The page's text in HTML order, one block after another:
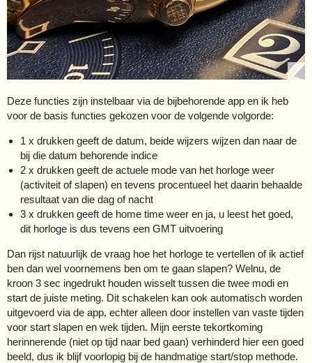
Deze functies zijn instelbaar via de bijbehorende app en ik heb
voor de basis functies gekozen voor de volgende volgorde:
1 x drukken geeft de datum, beide wijzers wijzen dan naar de
bij die datum behorende indice
2 x drukken geeft de actuele mode van het horloge weer
(activiteit of slapen) en tevens procentueel het daarin behaalde
resultaat van die dag of nacht
3 x drukken geeft de home time weer en ja, u leest het goed,
dit horloge is dus tevens een GMT uitvoering
Dan rijst natuurlijk de vraag hoe het horloge te vertellen of ik actief
ben dan wel voornemens ben om te gaan slapen? Welnu, de
kroon 3 sec ingedrukt houden wisselt tussen die twee modi en
start de juiste meting. Dit schakelen kan ook automatisch worden
uitgevoerd via de app, echter alleen door instellen van vaste tijden
voor start slapen en wek tijden. Mijn eerste tekortkoming
herinnerende (niet op tijd naar bed gaan) verhinderd hier een goed
beeld, dus ik blijf voorlopig bij de handmatige start/stop methode.